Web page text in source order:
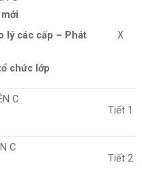
lý các cấp – Phát
chức lớp
X
C
Tiết 1
C
Tiết 2